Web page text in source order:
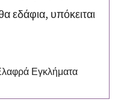
εδάφια, υπόκειται
Εγκλήματα